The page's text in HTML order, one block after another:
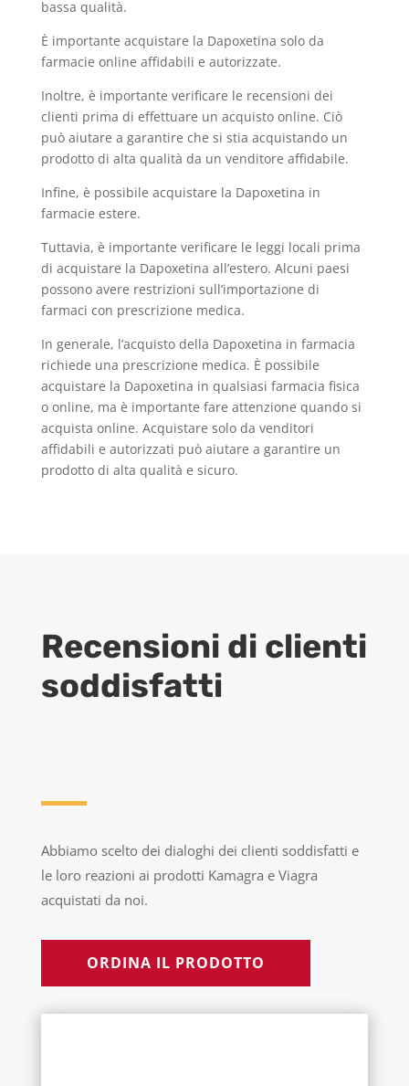
bassa qualità.
È importante acquistare la Dapoxetina solo da
farmacie online affidabili e autorizzate.
Inoltre, è importante verificare le recensioni dei
clienti prima di effettuare un acquisto online. Ciò
può aiutare a garantire che si stia acquistando un
prodotto di alta qualità da un venditore affidabile.
Infine, è possibile acquistare la Dapoxetina in
farmacie estere.
Tuttavia, è importante verificare le leggi locali prima
di acquistare la Dapoxetina all’estero. Alcuni paesi
possono avere restrizioni sull’importazione di
farmaci con prescrizione medica.
In generale, l’acquisto della Dapoxetina in farmacia
richiede una prescrizione medica. È possibile
acquistare la Dapoxetina in qualsiasi farmacia fisica
o online, ma è importante fare attenzione quando si
acquista online. Acquistare solo da venditori
affidabili e autorizzati può aiutare a garantire un
prodotto di alta qualità e sicuro.
Recensioni di clienti
soddisfatti
Abbiamo scelto dei dialoghi dei clienti soddisfatti e
le loro reazioni ai prodotti Kamagra e Viagra
acquistati da noi.
ORDINA IL PRODOTTO